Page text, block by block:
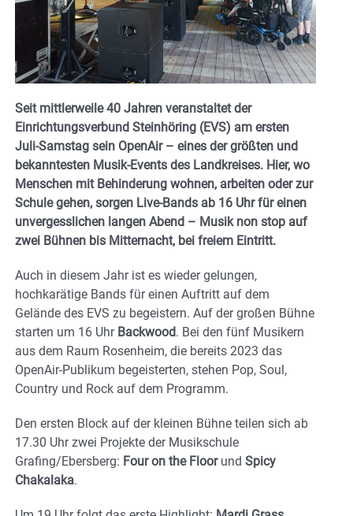
Seit mittlerweile 40 Jahren veranstaltet der
Einrichtungsverbund Steinhöring (EVS) am ersten
Juli-Samstag sein OpenAir – eines der größten und
bekanntesten Musik-Events des Landkreises. Hier, wo
Menschen mit Behinderung wohnen, arbeiten oder zur
Schule gehen, sorgen Live-Bands ab 16 Uhr für einen
unvergesslichen langen Abend – Musik non stop auf
zwei Bühnen bis Mitternacht, bei freiem Eintritt.
Auch in diesem Jahr ist es wieder gelungen,
hochkarätige Bands für einen Auftritt auf dem
Gelände des EVS zu begeistern. Auf der großen Bühne
starten um 16 Uhr Backwood. Bei den fünf Musikern
aus dem Raum Rosenheim, die bereits 2023 das
OpenAir-Publikum begeisterten, stehen Pop, Soul,
Country und Rock auf dem Programm.
Den ersten Block auf der kleinen Bühne teilen sich ab
17.30 Uhr zwei Projekte der Musikschule
Grafing/Ebersberg: Four on the Floorund Spicy
Chakalaka.